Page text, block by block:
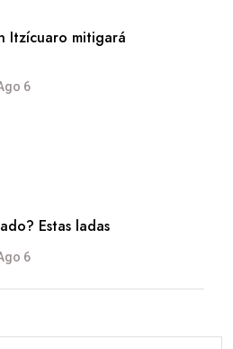
Itzícuaro mitigará
6
Estas ladas
6